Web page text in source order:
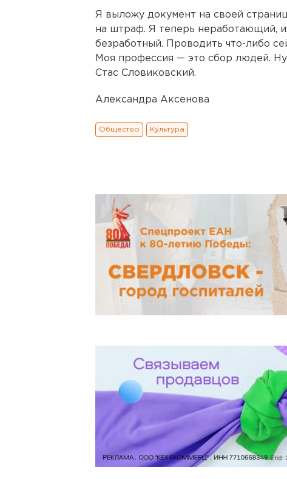
Я выложу документ на своей
на штраф. Я теперь неработающий,
безработный. Проводить что-либо
Моя профессия — это сбор людей.
Стас Словиковский.
Александра Аксенова
Общество Культура